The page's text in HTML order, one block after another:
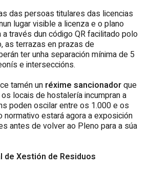
das persoas titulares das licencias
lugar visible a licenza e o plano
través dun código QR facilitado polo
as terrazas en prazas de
ter unha separación mínima de 5
e interseccións.
tamén un réxime sancionadorque
locais de hostalería incumpran a
poden oscilar entre os 1.000 e os
normativo estará agora a exposición
antes de volver ao Pleno para a súa
de Xestión de Residuos